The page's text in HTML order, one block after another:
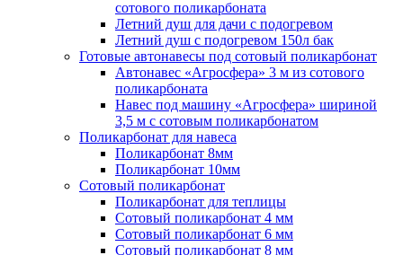
сотового поликарбоната
Летний душ для дачи с подогревом
Летний душ с подогревом 150л бак
Готовые автонавесы под сотовый поликарбонат
Автонавес «Агросфера» 3 м из сотового
поликарбоната
Навес под машину «Агросфера» шириной
3,5 м с сотовым поликарбонатом
Поликарбонат для навеса
Поликарбонат 8мм
Поликарбонат 10мм
Сотовый поликарбонат
Поликарбонат для теплицы
Сотовый поликарбонат 4 мм
Сотовый поликарбонат 6 мм
Сотовый поликарбонат 8 мм